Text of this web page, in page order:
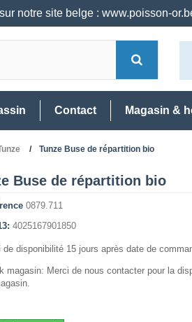
notre site belge : www.poisson-
Contact Magasin &
Tunze Buse de répartition bio
Buse de répartition bio
0879.711
4025167901850
de disponibilité 15 jours après date de
magasin: Merci de nous contacter pour la